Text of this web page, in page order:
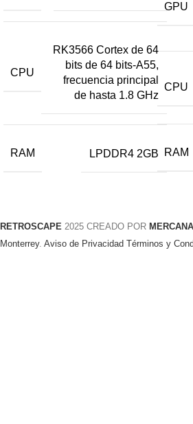
CPU
RK3566 Cortex de 64
bits de 64 bits-A55,
frecuencia principal
de hasta 1.8 GHz
RAM LPDDR4 2GB
GPU
CPU
RAM
RETROSCAPE 2025 CREADO POR
Monterrey. Aviso de Privacidad Términos y